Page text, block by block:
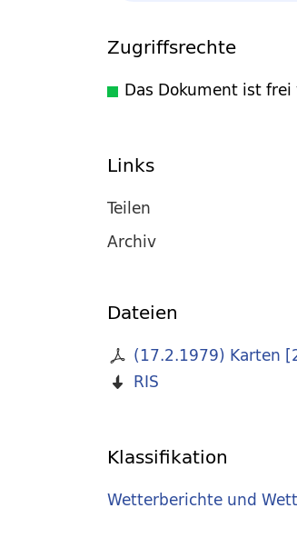
Zugriffsrechte
Das Dokument ist
Links
Teilen
Archiv
Dateien
(17.2.1979) Karten [
RIS
Klassifikation
Wetterberichte und